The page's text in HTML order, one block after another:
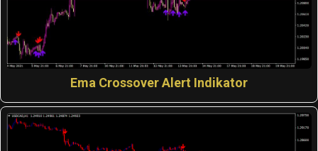
Ema Crossover Alert Indikator